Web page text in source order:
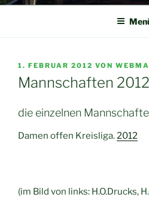
VERÖFFENTLICHT
AM
1. FEBRUAR 2012 VON
Mannschaften 2012
die einzelnen
Damen offen Kreisliga.2012
(im Bild von links: H.O.Drucks,